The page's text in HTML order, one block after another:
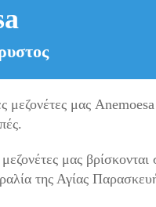
μεζονέτες μας
μεζονέτες μας
της Αγίας